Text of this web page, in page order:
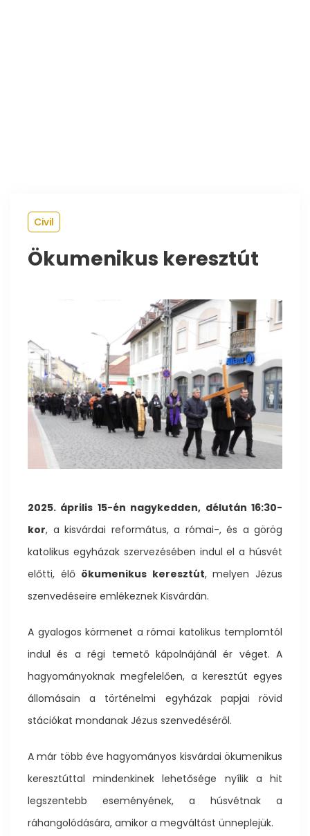
Civil
Ökumenikus keresztút
2025. április 15-én nagykedden, délután 16:30-
kor, a kisvárdai református, a római-, és a görög
katolikus egyházak szervezésében indul el a húsvét
előtti, élő ökumenikus keresztút, melyen Jézus
szenvedéseire emlékeznek Kisvárdán.
A gyalogos körmenet a római katolikus templomtól
indul és a régi temető kápolnájánál ér véget. A
hagyományoknak megfelelően, a keresztút egyes
állomásain a történelmi egyházak papjai rövid
stációkat mondanak Jézus szenvedéséről.
A már több éve hagyományos kisvárdai ökumenikus
keresztúttal mindenkinek lehetősége nyílik a hit
legszentebb eseményének, a húsvétnak a
ráhangolódására, amikor a megváltást ünneplejük.